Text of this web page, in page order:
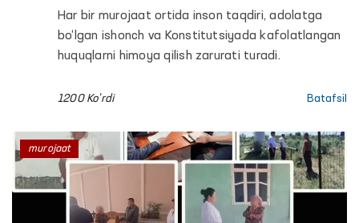
Konstitutsiyaviy sudning hamkorligini
kuchaytirish masalalari muhokama
qilindi
Har bir murojaat ortida inson taqdiri, adolatga
bo‘lgan ishonch va Konstitutsiyada kafolatlangan
huquqlarni himoya qilish zarurati turadi.
1200 Ko'rdi Batafsil
murojaat